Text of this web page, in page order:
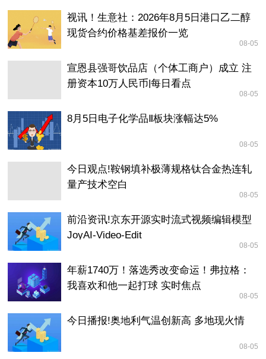
视讯！生意社：2026年8月5日港口乙二醇
现货合约价格基差报价一览
08-05
宣恩县强哥饮品店（个体工商户）成立 注
册资本10万人民币|每日看点
08-05
8月5日电子化学品Ⅱ板块涨幅达5%
08-05
今日观点!鞍钢填补极薄规格钛合金热连轧
量产技术空白
08-05
前沿资讯!京东开源实时流式视频编辑模型
JoyAI-Video-Edit
08-05
年薪1740万！落选秀改变命运！弗拉格：
我喜欢和他一起打球 实时焦点
08-05
今日播报!奥地利气温创新高 多地现火情
08-05